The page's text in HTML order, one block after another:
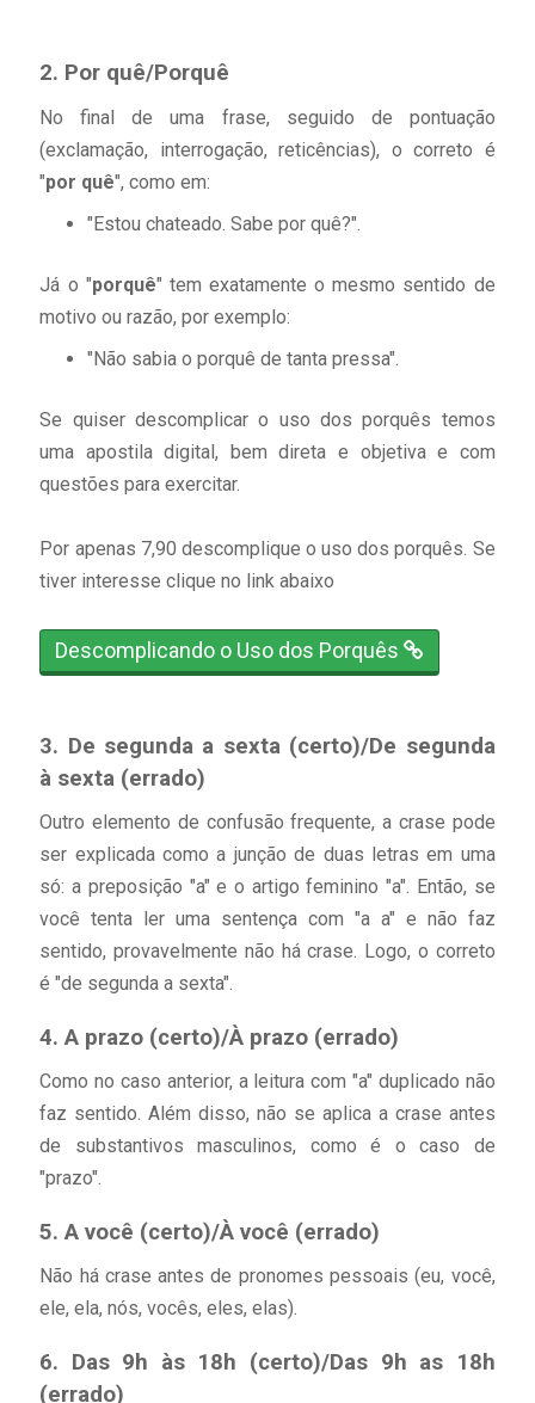
2. Por quê/Porquê
No final de uma frase, seguido de pontuação
(exclamação, interrogação, reticências), o correto é
"por quê", como em:
"Estou chateado. Sabe por quê?".
Já o "porquê" tem exatamente o mesmo sentido de
motivo ou razão, por exemplo:
"Não sabia o porquê de tanta pressa".
Se quiser descomplicar o uso dos porquês temos
uma apostila digital, bem direta e objetiva e com
questões para exercitar.
Por apenas 7,90 descomplique o uso dos porquês. Se
tiver interesse clique no link abaixo
Descomplicando o Uso dos Porquês
3. De segunda a sexta (certo)/De segunda
à sexta (errado)
Outro elemento de confusão frequente, a crase pode
ser explicada como a junção de duas letras em uma
só: a preposição "a" e o artigo feminino "a". Então, se
você tenta ler uma sentença com "a a" e não faz
sentido, provavelmente não há crase. Logo, o correto
é "de segunda a sexta".
4. A prazo (certo)/À prazo (errado)
Como no caso anterior, a leitura com "a" duplicado não
faz sentido. Além disso, não se aplica a crase antes
de substantivos masculinos, como é o caso de
"prazo".
5. A você (certo)/À você (errado)
Não há crase antes de pronomes pessoais (eu, você,
ele, ela, nós, vocês, eles, elas).
6. Das 9h às 18h (certo)/Das 9h as 18h
(errado)